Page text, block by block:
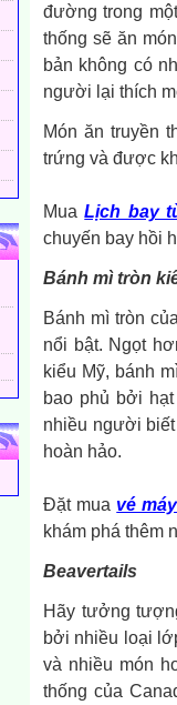
đường trong
thống sẽ ăn
bản không có
người lại thích
Món ăn truyền
trứng và được
MuaLịch bay
chuyến bay hồi
Bánh mì tròn
Bánh mì tròn
nổi bật. Ngọt
kiểu Mỹ, bánh
bao phủ bởi
nhiều người
hoàn hảo.
Đặt mua vé
khám phá thêm
Beavertails
Hãy tưởng
bởi nhiều loại
và nhiều món
thống của